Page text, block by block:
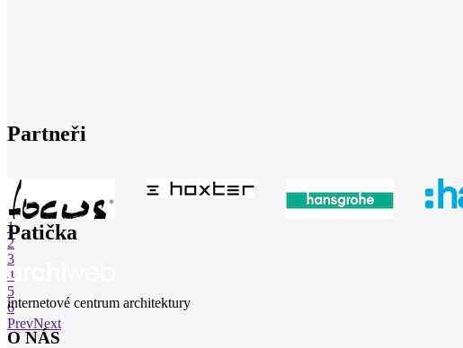
Partneři
1
2
3
4
5
6
PrevNext
Patička
internetové centrum architektury
O NÁS